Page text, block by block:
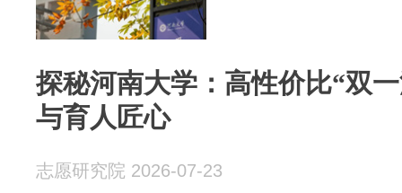
探秘河南大学：高性价比“双
与育人匠心
志愿研究院 2026-07-23